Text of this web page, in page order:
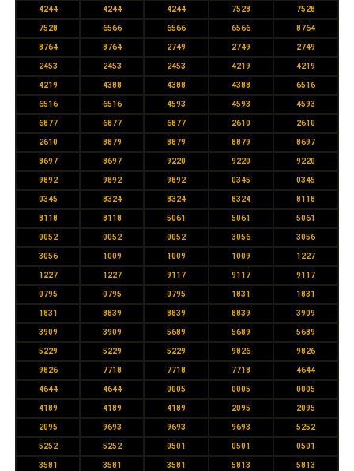
4244 4244 4244 7528 7528
7528 6566 6566 6566 8764
8764 8764 2749 2749 2749
2453 2453 2453 4219 4219
4219 4388 4388 4388 6516
6516 6516 4593 4593 4593
6877 6877 6877 2610 2610
2610 8879 8879 8879 8697
8697 8697 9220 9220 9220
9892 9892 9892 0345 0345
0345 8324 8324 8324 8118
8118 8118 5061 5061 5061
0052 0052 0052 3056 3056
3056 1009 1009 1009 1227
1227 1227 9117 9117 9117
0795 0795 0795 1831 1831
1831 8839 8839 8839 3909
3909 3909 5689 5689 5689
5229 5229 5229 9826 9826
9826 7718 7718 7718 4644
4644 4644 0005 0005 0005
4189 4189 4189 2095 2095
2095 9693 9693 9693 5252
5252 5252 0501 0501 0501
3581 3581 3581 5813 5813